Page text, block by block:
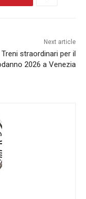
Next article
Treni straordinari per il
2026 a Venezia